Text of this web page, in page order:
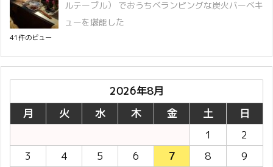
ルテーブル） でおうちベランピングな炭火バーベキ
ューを堪能した
41件のビュー
2026年8月
月
火 水 木 金 土
日
1
2
3
4 5 6 7 8
9